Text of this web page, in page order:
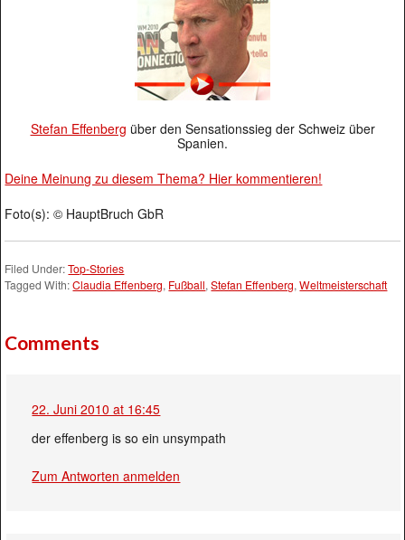
Stefan Effenberg über den Sensationssieg der Schweiz über
Spanien.
Deine Meinung zu diesem Thema? Hier kommentieren!
Foto(s): © HauptBruch GbR
Filed Under:Top-Stories
Tagged With:Claudia Effenberg, Fußball,Stefan Effenberg,Weltmeisterschaft
Comments
22. Juni 2010 at 16:45
der effenberg is so ein unsympath
Zum Antworten anmelden